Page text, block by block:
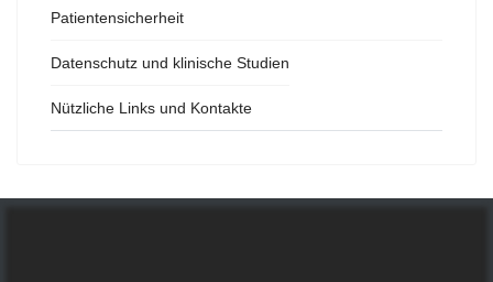
Patientensicherheit
Datenschutz und klinische Studien
Nützliche Links und Kontakte